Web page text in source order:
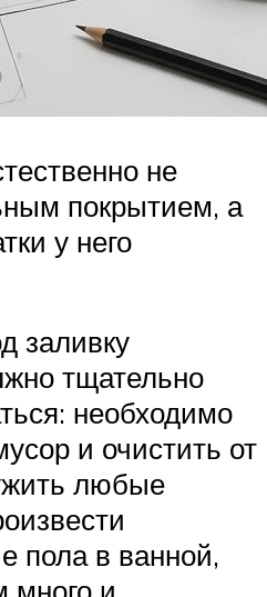
не
покрытием, а
у него
заливку
тщательно
необходимо
и очистить от
любые
пола в ванной,
много и